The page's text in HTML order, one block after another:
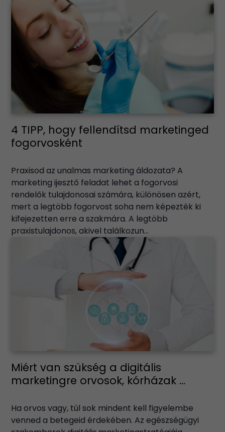
4 TIPP, hogy fellendítsd marketinged
fogorvosként
Praxisod az unalmas marketing áldozata? A
marketing ijesztő feladat lehet a fogorvosi
rendelők tulajdonosai számára, különösen azért,
mert a legtöbb fogorvost soha nem képezték ki
kifejezetten erre a szakmára. A legtöbb
praxistulajdonos, akivel találkozun...
Miért van szükség a digitális
marketingre orvosok, kórházak ...
Ha orvos vagy, túl sok mindent kell figyelembe
venned a betegeid érdekében. Az egészségügyi